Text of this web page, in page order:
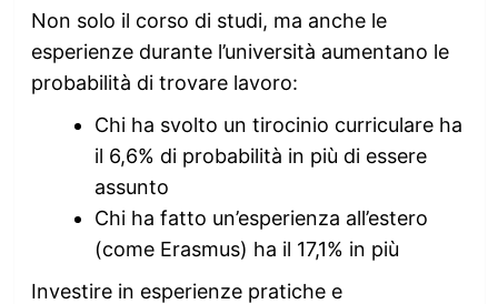
Non solo il corso di studi, ma anche le
esperienze durante l’università aumentano le
probabilità di trovare lavoro:
Chi ha svolto un tirocinio curriculare ha
il 6,6% di probabilità in più di essere
assunto
Chi ha fatto un’esperienza all’estero
(come Erasmus) ha il 17,1% in più
Investire in esperienze pratiche e